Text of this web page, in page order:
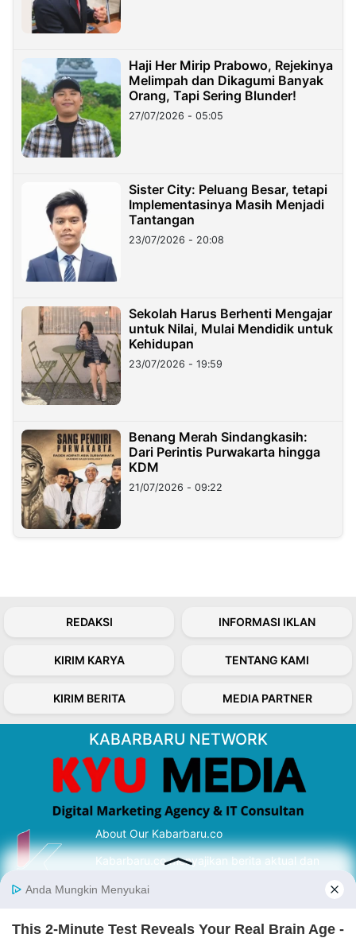
Haji Her Mirip Prabowo, Rejekinya
Melimpah dan Dikagumi Banyak
Orang, Tapi Sering Blunder!
27/07/2026 - 05:05
Sister City: Peluang Besar, tetapi
Implementasinya Masih Menjadi
Tantangan
23/07/2026 - 20:08
Sekolah Harus Berhenti Mengajar
untuk Nilai, Mulai Mendidik untuk
Kehidupan
23/07/2026 - 19:59
Benang Merah Sindangkasih:
Dari Perintis Purwakarta hingga
KDM
21/07/2026 - 09:22
REDAKSI INFORMASI IKLAN
KIRIM KARYA TENTANG KAMI
KIRIM BERITA MEDIA PARTNER
KABARBARU NETWORK
About Our Kabarbaru.co
Kabarbaru.co menyajikan berita aktual dan
serta terverifikasi dari sumber yang tepat.
Follow Kabarbaru